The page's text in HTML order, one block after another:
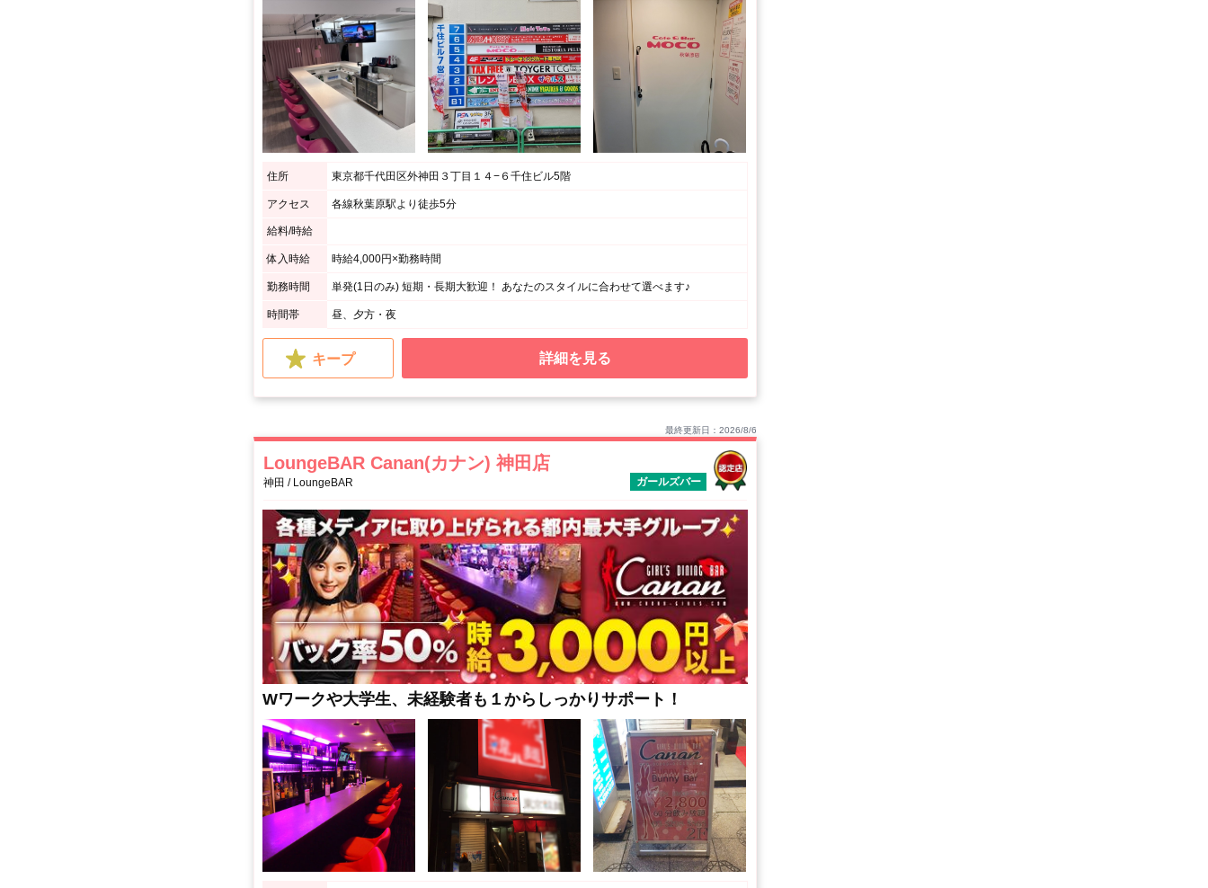
住所 東京都千代田区外神田３丁目１４−６千住ビル5階
アクセス 各線秋葉原駅より徒歩5分
給料/時給
体入時給 時給4,000円×勤務時間
勤務時間 単発(1日のみ) 短期・長期大歓迎！ あなたのスタイルに合わせて選べます♪
時間帯 昼、夕方・夜
キープ 詳細を見る
最終更新日：2026/8/6
LoungeBAR Canan(カナン) 神田店
神田 / LoungeBAR ガールズバー
Wワークや大学生、未経験者も１からしっかりサポート！